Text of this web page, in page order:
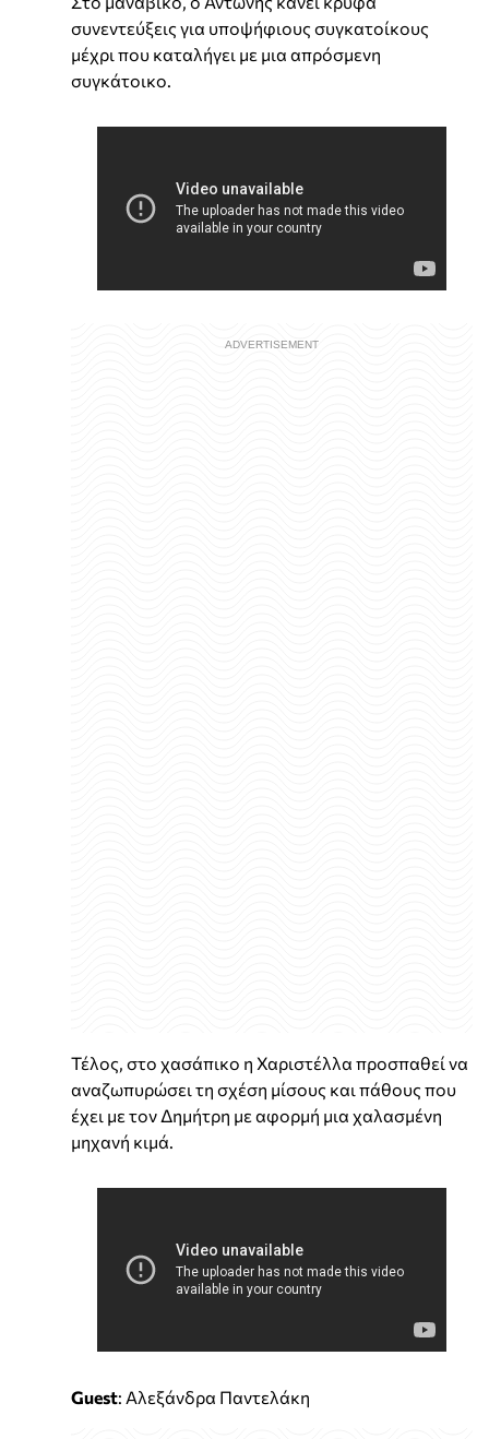
συνεντεύξεις για υποψήφιους συγκατοίκους
μέχρι που καταλήγει με μια απρόσμενη
συγκάτοικο.
Τέλος, στο χασάπικο η Χαριστέλλα προσπαθεί να
αναζωπυρώσει τη σχέση μίσους και πάθους που
έχει με τον Δημήτρη με αφορμή μια χαλασμένη
μηχανή κιμά.
Guest: Αλεξάνδρα Παντελάκη